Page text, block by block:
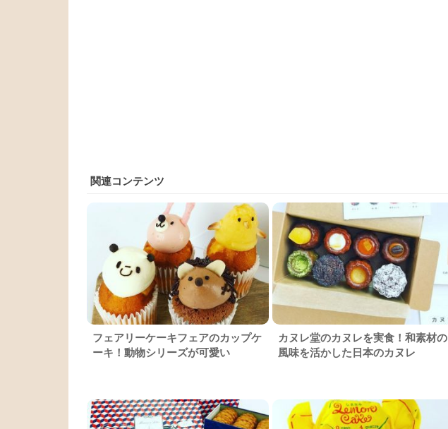
関連コンテンツ
フェアリーケーキフェアのカップケ
ーキ！動物シリーズが可愛い
カヌレ堂のカヌレを実食！和素材の
風味を活かした日本のカヌレ